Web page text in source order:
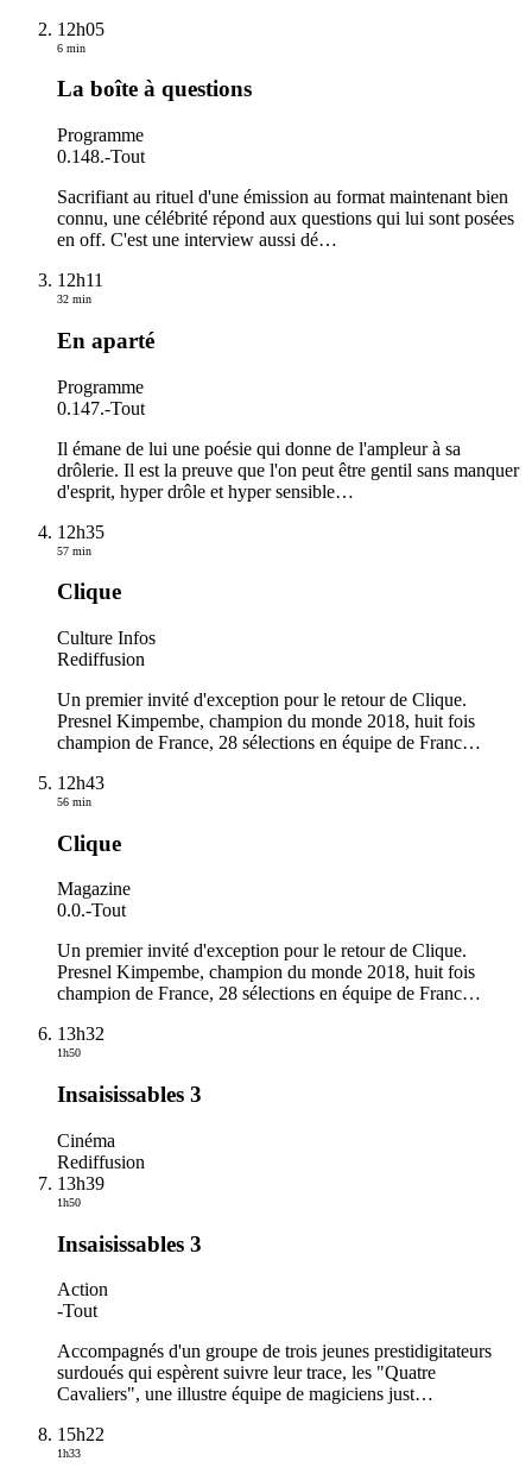
12h05
6 min
La boîte à questions
Programme
0.148.-Tout
Sacrifiant au rituel d'une émission au format maintenant bien
connu, une célébrité répond aux questions qui lui sont posées
en off. C'est une interview aussi dé…
12h11
32 min
En aparté
Programme
0.147.-Tout
Il émane de lui une poésie qui donne de l'ampleur à sa
drôlerie. Il est la preuve que l'on peut être gentil sans manquer
d'esprit, hyper drôle et hyper sensible…
12h35
57 min
Clique
Culture Infos
Rediffusion
Un premier invité d'exception pour le retour de Clique.
Presnel Kimpembe, champion du monde 2018, huit fois
champion de France, 28 sélections en équipe de Franc…
12h43
56 min
Clique
Magazine
0.0.-Tout
Un premier invité d'exception pour le retour de Clique.
Presnel Kimpembe, champion du monde 2018, huit fois
champion de France, 28 sélections en équipe de Franc…
13h32
1h50
Insaisissables 3
Cinéma
Rediffusion
13h39
1h50
Insaisissables 3
Action
-Tout
Accompagnés d'un groupe de trois jeunes prestidigitateurs
surdoués qui espèrent suivre leur trace, les "Quatre
Cavaliers", une illustre équipe de magiciens just…
15h22
1h33